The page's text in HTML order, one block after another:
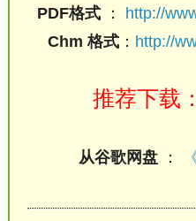
PDF格式 ： http://
Chm 格式 ： http://
推荐下载
从谷歌网盘 ：